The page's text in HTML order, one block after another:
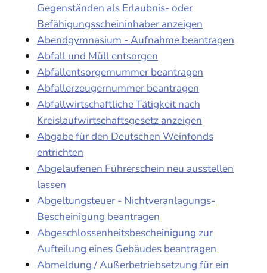
Gegenständen als Erlaubnis- oder
Befähigungsscheininhaber anzeigen
Abendgymnasium - Aufnahme beantragen
Abfall und Müll entsorgen
Abfallentsorgernummer beantragen
Abfallerzeugernummer beantragen
Abfallwirtschaftliche Tätigkeit nach
Kreislaufwirtschaftsgesetz anzeigen
Abgabe für den Deutschen Weinfonds
entrichten
Abgelaufenen Führerschein neu ausstellen
lassen
Abgeltungsteuer - Nichtveranlagungs-
Bescheinigung beantragen
Abgeschlossenheitsbescheinigung zur
Aufteilung eines Gebäudes beantragen
Abmeldung / Außerbetriebsetzung für ein